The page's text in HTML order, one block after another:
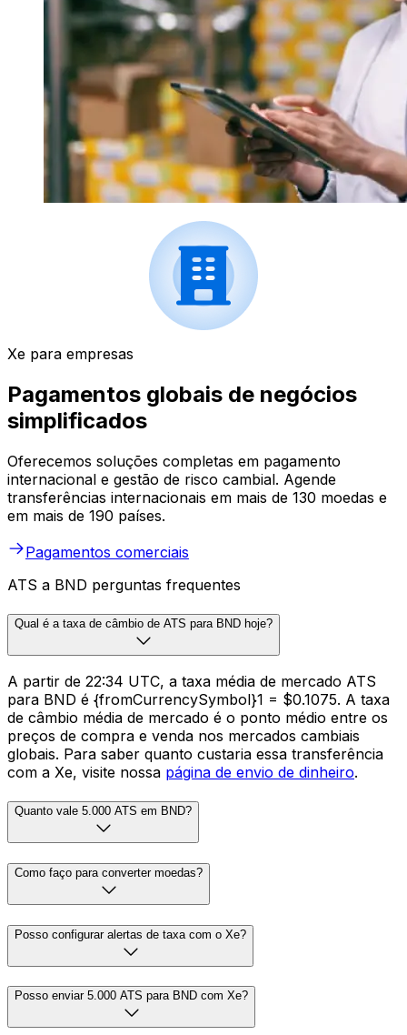
Xe para empresas
Pagamentos globais de negócios
simplificados
Oferecemos soluções completas em pagamento
internacional e gestão de risco cambial. Agende
transferências internacionais em mais de 130 moedas e
em mais de 190 países.
Pagamentos comerciais
ATS a BND perguntas frequentes
Qual é a taxa de câmbio de ATS para BND hoje?
A partir de 22:34 UTC, a taxa média de mercado ATS
para BND é {fromCurrencySymbol}1 = $0.1075. A taxa
de câmbio média de mercado é o ponto médio entre os
preços de compra e venda nos mercados cambiais
globais. Para saber quanto custaria essa transferência
com a Xe, visite nossa página de envio de dinheiro.
Quanto vale 5.000 ATS em BND?
Como faço para converter moedas?
Posso configurar alertas de taxa com o Xe?
Posso enviar 5.000 ATS para BND com Xe?